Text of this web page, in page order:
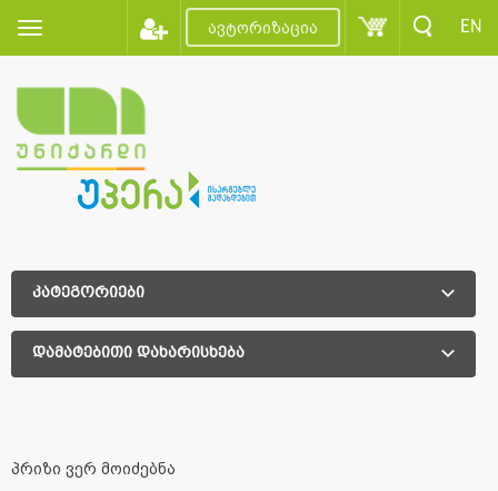
ავტორიზაცია EN
კატეგორიები
დამატებითი დახარისხება
პრიზი ვერ მოიძებნა